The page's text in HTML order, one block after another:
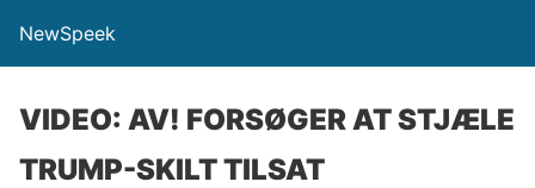
NewSpeek
VIDEO: AV! FORSØGER AT STJÆLE
TRUMP-SKILT TILSAT